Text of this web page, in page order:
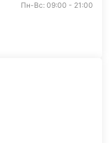
Пн-Вс: 09:00 - 21:00